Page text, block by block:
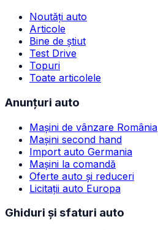
Noutăți auto
Articole
Bine de știut
Test Drive
Topuri
Toate articolele
Anunțuri auto
Mașini de vânzare România
Mașini second hand
Import auto Germania
Mașini la comandă
Oferte auto și reduceri
Licitații auto Europa
Ghiduri și sfaturi auto